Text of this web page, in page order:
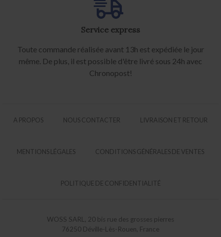
Service express
Toute commande réalisée avant 13h est expédiée le jour
même. De plus, il est possible d'être livré sous 24h avec
Chronopost!
A PROPOS NOUS CONTACTER LIVRAISON ET RETOUR
MENTIONS LÉGALES CONDITIONS GÉNÉRALES DE VENTES
POLITIQUE DE CONFIDENTIALITÉ
WOSS SARL, 20 bis rue des grosses pierres
76250 Déville-Lès-Rouen, France